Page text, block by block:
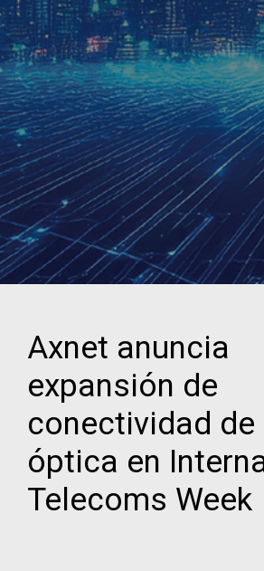
Axnet anuncia
expansión de
conectividad de
óptica en
Telecoms Week